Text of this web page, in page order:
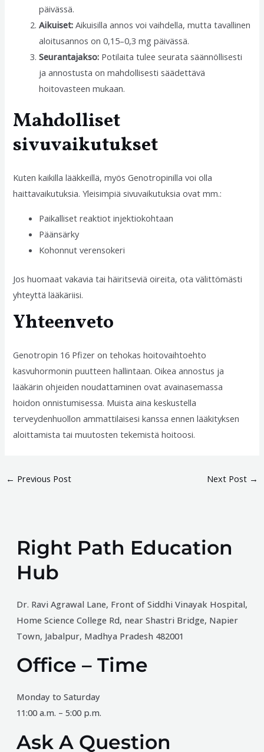
päivässä.
Aikuiset: Aikuisilla annos voi vaihdella, mutta tavallinen
aloitusannos on 0,15–0,3 mg päivässä.
Seurantajakso: Potilaita tulee seurata säännöllisesti
ja annostusta on mahdollisesti säädettävä
hoitovasteen mukaan.
Mahdolliset
sivuvaikutukset
Kuten kaikilla lääkkeillä, myös Genotropinilla voi olla
haittavaikutuksia. Yleisimpiä sivuvaikutuksia ovat mm.:
Paikalliset reaktiot injektiokohtaan
Päänsärky
Kohonnut verensokeri
Jos huomaat vakavia tai häiritseviä oireita, ota välittömästi
yhteyttä lääkäriisi.
Yhteenveto
Genotropin 16 Pfizer on tehokas hoitovaihtoehto
kasvuhormonin puutteen hallintaan. Oikea annostus ja
lääkärin ohjeiden noudattaminen ovat avainasemassa
hoidon onnistumisessa. Muista aina keskustella
terveydenhuollon ammattilaisesi kanssa ennen lääkityksen
aloittamista tai muutosten tekemistä hoitoosi.
← Previous Post Next Post →
Right Path Education
Hub
Dr. Ravi Agrawal Lane, Front of Siddhi Vinayak Hospital,
Home Science College Rd, near Shastri Bridge, Napier
Town, Jabalpur, Madhya Pradesh 482001
Office – Time
Monday to Saturday
11:00 a.m. – 5:00 p.m.
Ask A Question